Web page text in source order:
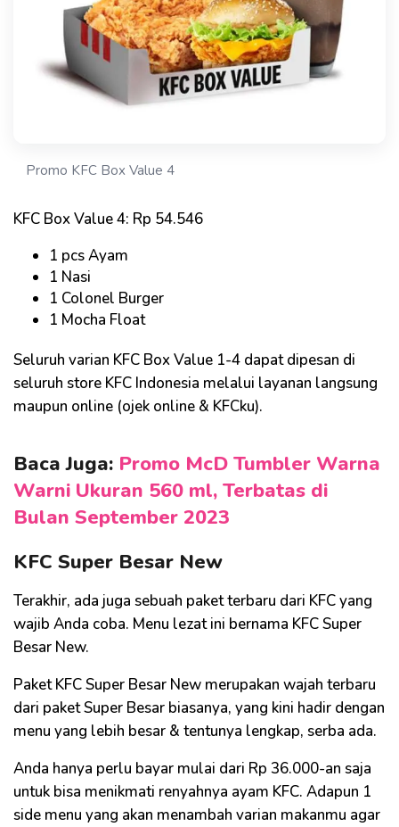
Promo KFC Box Value 4
KFC Box Value 4: Rp 54.546
1 pcs Ayam
1 Nasi
1 Colonel Burger
1 Mocha Float
Seluruh varian KFC Box Value 1-4 dapat dipesan di
seluruh store KFC Indonesia melalui layanan langsung
maupun online (ojek online & KFCku).
Baca Juga: Promo McD Tumbler Warna
Warni Ukuran 560 ml, Terbatas di
Bulan September 2023
KFC Super Besar New
Terakhir, ada juga sebuah paket terbaru dari KFC yang
wajib Anda coba. Menu lezat ini bernama KFC Super
Besar New.
Paket KFC Super Besar New merupakan wajah terbaru
dari paket Super Besar biasanya, yang kini hadir dengan
menu yang lebih besar & tentunya lengkap, serba ada.
Anda hanya perlu bayar mulai dari Rp 36.000-an saja
untuk bisa menikmati renyahnya ayam KFC. Adapun 1
side menu yang akan menambah varian makanmu agar